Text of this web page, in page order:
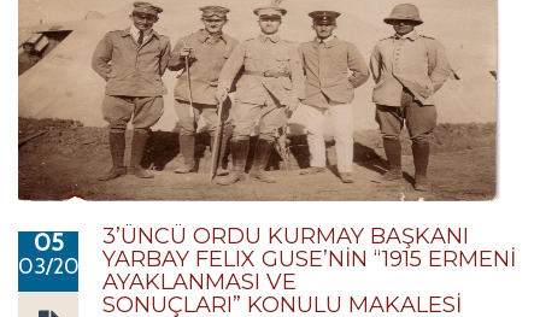
05
03/2019
3’ÜNCÜ ORDU KURMAY BAŞKANI
YARBAY FELIX GUSE’NİN “1915 ERMENİ
AYAKLANMASI VE
SONUÇLARI” KONULU MAKALESİ